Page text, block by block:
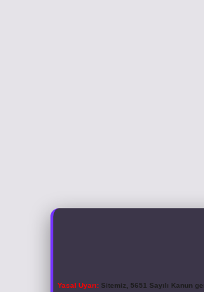
Yasal Uyarı:Sitemiz, 5651 Sayılı Kanun